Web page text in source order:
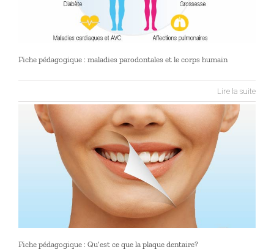
Fiche pédagogique : maladies parodontales et le corps humain
Lire la suite
Fiche pédagogique : Qu’est ce que la plaque dentaire?